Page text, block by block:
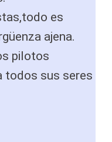
es
ajena.
pilotos
todos sus seres